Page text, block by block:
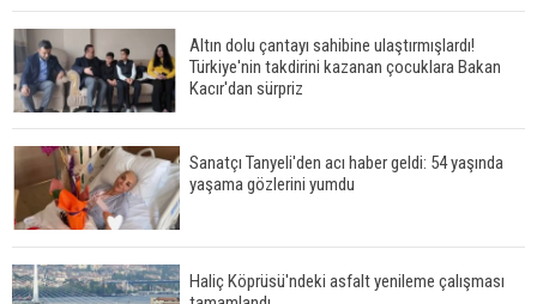
Altın dolu çantayı sahibine ulaştırmışlardı!
Türkiye'nin takdirini kazanan çocuklara Bakan
Kacır'dan sürpriz
Sanatçı Tanyeli'den acı haber geldi: 54 yaşında
yaşama gözlerini yumdu
Haliç Köprüsü'ndeki asfalt yenileme çalışması